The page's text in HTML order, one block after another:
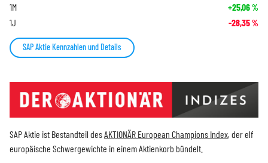
1M +25,06%
1J -28,35%
SAP Aktie Kennzahlen und Details
SAP Aktie ist Bestandteil desAKTIONÄR European Champions Index, der elf
europäische Schwergewichte in einem Aktienkorb bündelt.